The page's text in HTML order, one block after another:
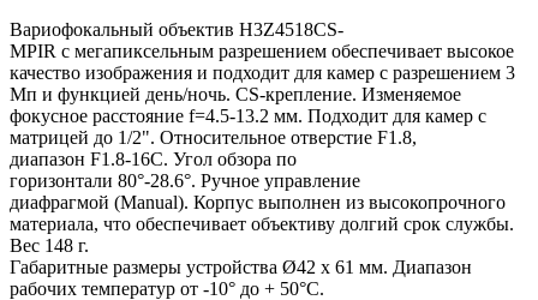
Вариофокальный объектив H3Z4518CS-
MPIR с мегапиксельным разрешением обеспечивает высокое
качество изображения и подходит для камер с разрешением 3
Мп и функцией день/ночь. CS-крепление. Изменяемое
фокусное расстояние f=4.5-13.2 мм. Подходит для камер с
матрицей до 1/2". Относительное отверстие F1.8,
диапазон F1.8-16C. Угол обзора по
горизонтали 80°-28.6°. Ручное управление
диафрагмой (Manual). Корпус выполнен из высокопрочного
материала, что обеспечивает объективу долгий срок службы.
Вес 148 г.
Габаритные размеры устройства Ø42 х 61 мм. Диапазон
рабочих температур от -10° до + 50°C.